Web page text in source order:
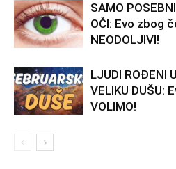
SAMO
OČI: Evo zbog
NEODOLJIVI!
LJUDI ROĐENI
VELIKU DUŠU:
VOLIMO!